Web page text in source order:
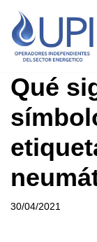
Saltar
al
Qué
30/04/2021